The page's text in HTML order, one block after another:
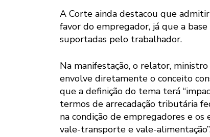
A Corte ainda destacou que
favor do empregador, já que a
suportadas pelo trabalhador.
Na manifestação, o relator,
envolve diretamente o conceito
que a definição do tema terá
termos de arrecadação tributária
na condição de empregadores e
vale-transporte e vale-